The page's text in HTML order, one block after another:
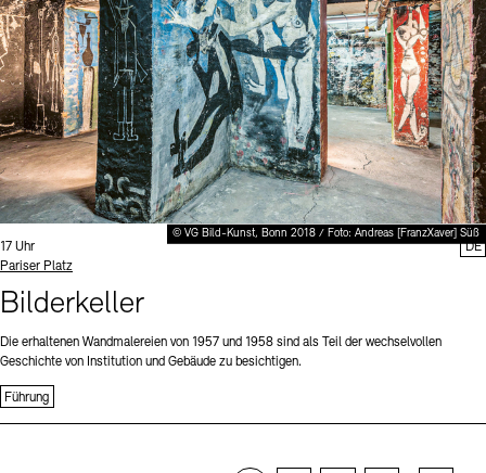
© VG Bild-Kunst, Bonn 2018 / Foto: Andreas [FranzXaver] Süß
Uhrzeit:
17 Uhr
Standort
Pariser Platz
Bilderkeller
Die erhaltenen Wandmalereien von 1957 und 1958 sind als Teil der wechselvollen
Geschichte von Institution und Gebäude zu besichtigen.
Führung
DE